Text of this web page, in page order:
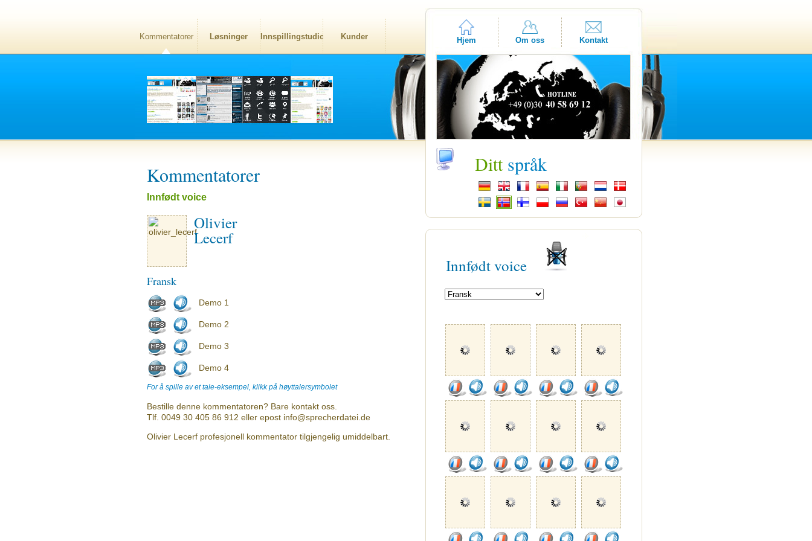
Kommentatorer Løsninger Innspillingstudio Kunder Hjem Om oss Kontakt
Kommentatorer
Innfødt voice
Olivier
Lecerf
Fransk
Demo 1
Demo 2
Demo 3
Demo 4
For å spille av et tale-eksempel, klikk på høyttalersymbolet
Bestille denne kommentatoren? Bare kontakt oss.
Tlf. 0049 30 405 86 912 eller epost info@sprecherdatei.de
Olivier Lecerf profesjonell kommentator tilgjengelig umiddelbart.
Ditt språk
Innfødt voice